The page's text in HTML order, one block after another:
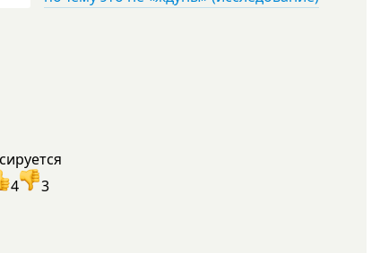
4 3